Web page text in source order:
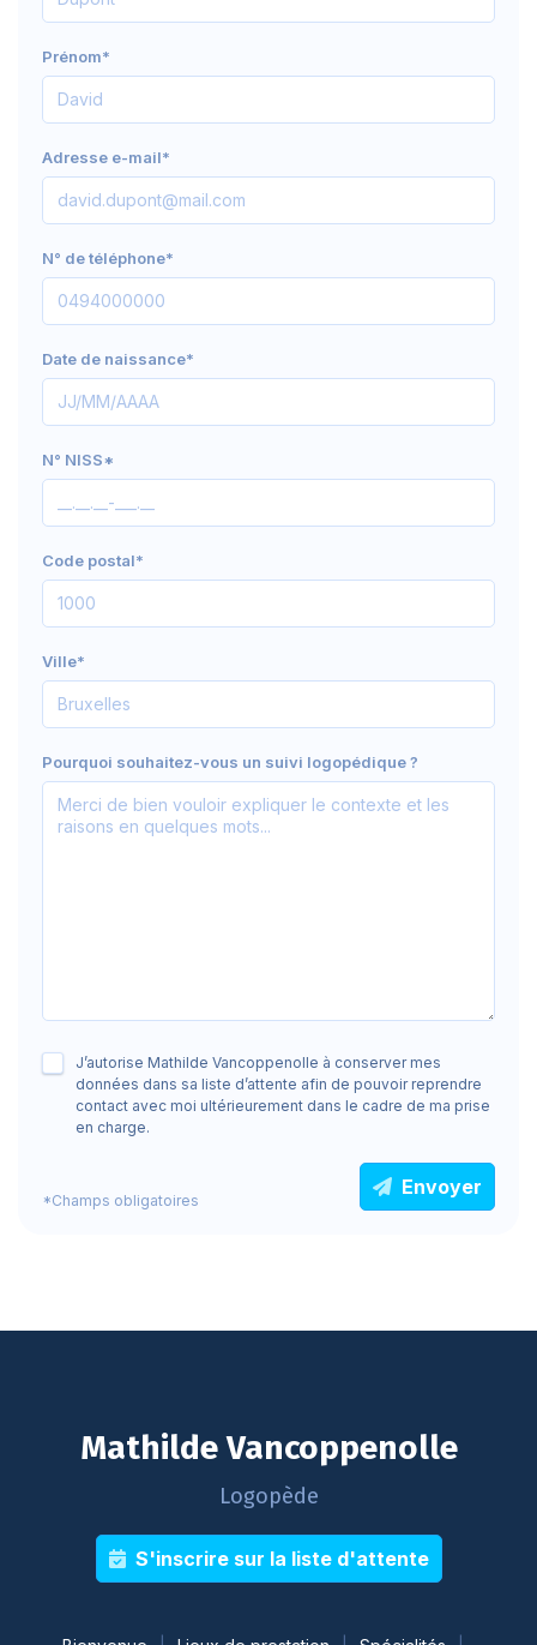
Prénom*
Adresse e-mail*
N° de téléphone*
Date de naissance*
N° NISS*
Code postal*
Ville*
Pourquoi souhaitez-vous un suivi logopédique ?
J’autorise Mathilde Vancoppenolle à conserver mes
données dans sa liste d’attente afin de pouvoir reprendre
contact avec moi ultérieurement dans le cadre de ma prise
en charge.
*Champs obligatoires
Envoyer
Mathilde Vancoppenolle
Logopède
S'inscrire sur la liste d'attente